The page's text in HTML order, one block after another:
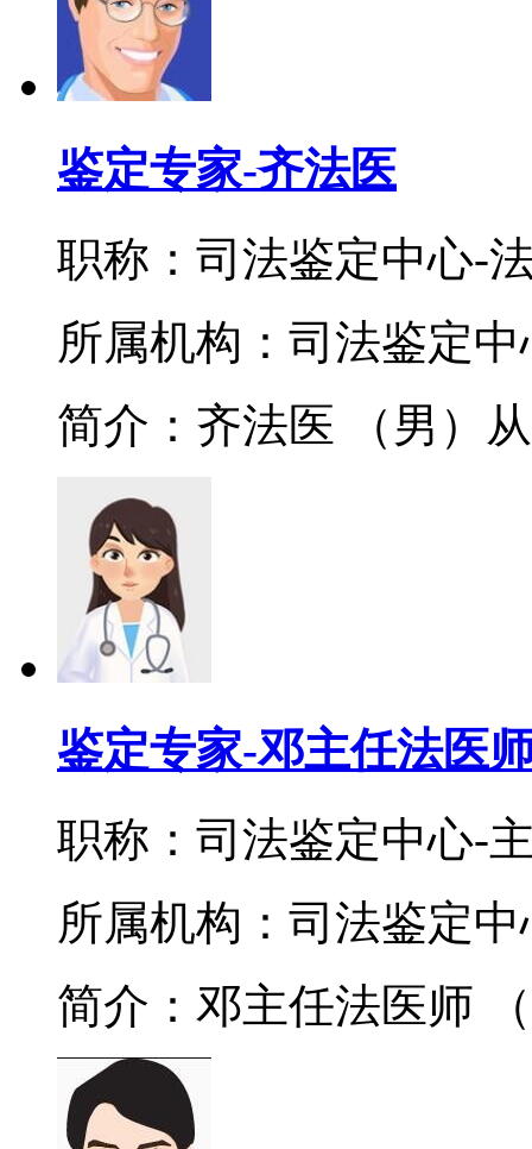
鉴定专家-齐法医
职称：司法鉴定中心-
所属机构：司法鉴定中
简介：齐法医 （男）
鉴定专家-邓主任法医
职称：司法鉴定中心-
所属机构：司法鉴定中
简介：邓主任法医师